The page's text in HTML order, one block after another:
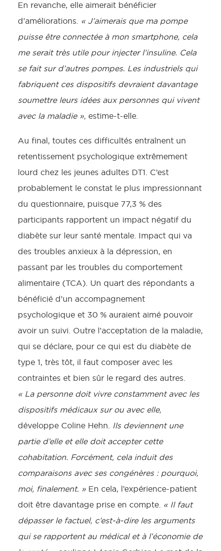
En revanche, elle aimerait bénéficier
d’améliorations.
« J’aimerais que ma pompe
puisse être connectée à mon smartphone, cela
me serait très utile pour injecter l’insuline. Cela
se fait sur d’autres pompes. Les industriels qui
fabriquent ces dispositifs devraient davantage
soumettre leurs idées aux personnes qui vivent
avec la maladie », estime-t-elle.
Au final, toutes ces difficultés entraînent un
retentissement psychologique extrêmement
lourd chez les jeunes adultes DT1. C’est
probablement le constat le plus impressionnant
du questionnaire, puisque 77,3 % des
participants rapportent un impact négatif du
diabète sur leur santé mentale. Impact qui va
des troubles anxieux à la dépression, en
passant par les troubles du comportement
alimentaire (TCA). Un quart des répondants a
bénéficié d’un accompagnement
psychologique et 30 % auraient aimé pouvoir
avoir un suivi. Outre l’acceptation de la maladie,
qui se déclare, pour ce qui est du diabète de
type 1, très tôt, il faut composer avec les
contraintes et bien sûr le regard des autres.
« La personne doit vivre constamment avec les
dispositifs médicaux sur ou avec elle,
développe Coline Hehn.
Ils deviennent une
partie d’elle et elle doit accepter cette
cohabitation. Forcément, cela induit des
comparaisons avec ses congénères : pourquoi,
moi, finalement. » En cela, l’expérience-patient
doit être davantage prise en compte.
« Il faut
dépasser le factuel, c’est-à-dire les arguments
qui se rapportent au médical et à l’économie de